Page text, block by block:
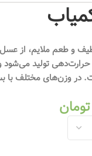
و طعم ملایم، از
تولید می‌شود و
در وزن‌های مختلف با
تومان